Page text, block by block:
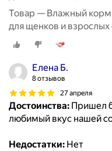
Товар — Влажный корм
для щенков и взрослых
Елена Б.
8 отзывов
27 апреля
Достоинства: Пришел
любимый вкус нашей
Недостатки: Нет